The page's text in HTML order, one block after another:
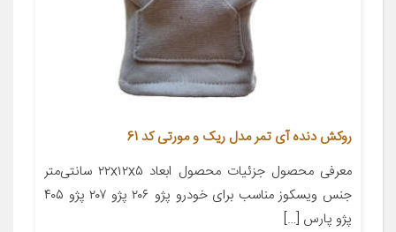
روکش دنده آی تمر مدل ریک و مورتی کد 61
معرفی محصول جزئیات محصول ابعاد ۲۲x۱۲x۵ سانتی‌متر
جنس ویسکوز مناسب برای خودرو پژو ۲۰۶ پژو ۲۰۷ پژو ۴۰۵
پژو پارس […]